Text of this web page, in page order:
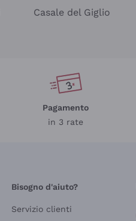
Casale del Giglio
Pagamento
in 3 rate
Bisogno d'aiuto?
Servizio clienti